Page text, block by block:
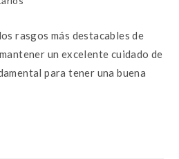
rasgos más destacables de
un excelente cuidado de
para tener una buena